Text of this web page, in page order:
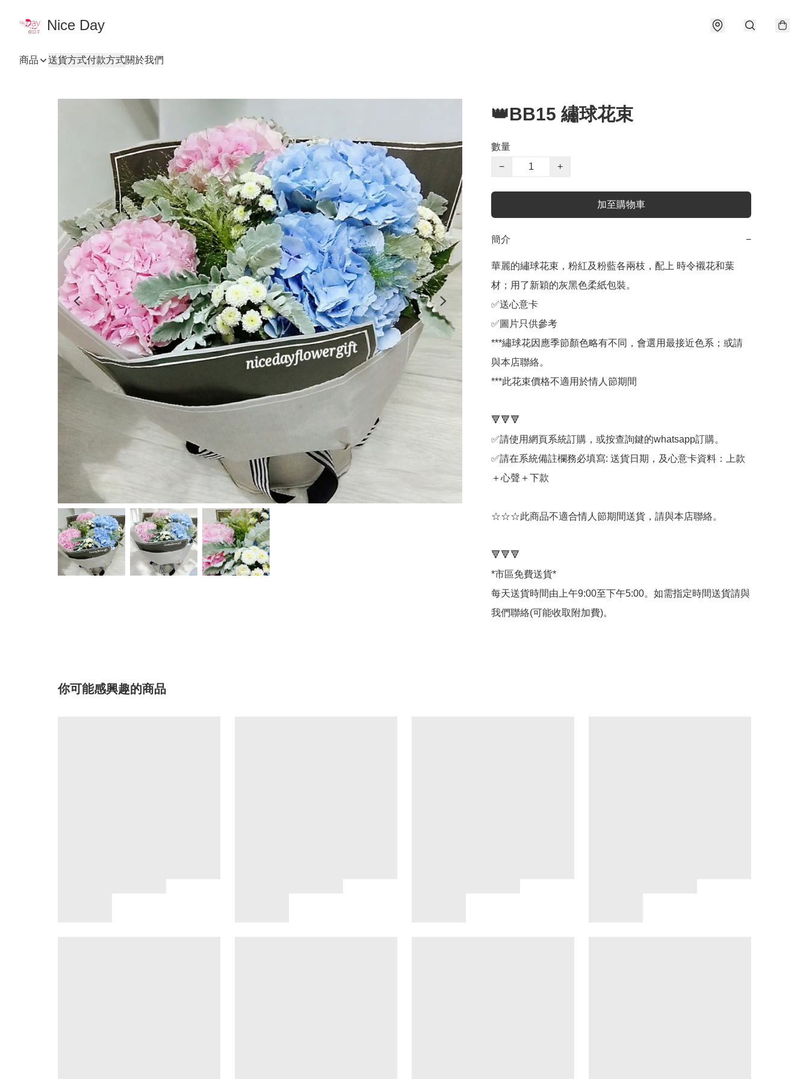
Nice Day
商品 送貨方式付款方式關於我們
👑BB15 繡球花束
數量
−
+
加至購物車
簡介 −
華麗的繡球花束，粉紅及粉藍各兩枝，配上 時令襯花和葉
材；用了新穎的灰黑色柔紙包裝。
✅送心意卡
✅圖片只供參考
***繡球花因應季節顏色略有不同，會選用最接近色系；或請
與本店聯絡。
***此花束價格不適用於情人節期間
🔻🔻🔻
✅請使用網頁系統訂購，或按查詢鍵的whatsapp訂購。
✅請在系統備註欄務必填寫: 送貨日期，及心意卡資料：上款
＋心聲＋下款
☆☆☆此商品不適合情人節期間送貨，請與本店聯絡。
🔻🔻🔻
*市區免費送貨*
每天送貨時間由上午9:00至下午5:00。如需指定時間送貨請與
我們聯絡(可能收取附加費)。
你可能感興趣的商品